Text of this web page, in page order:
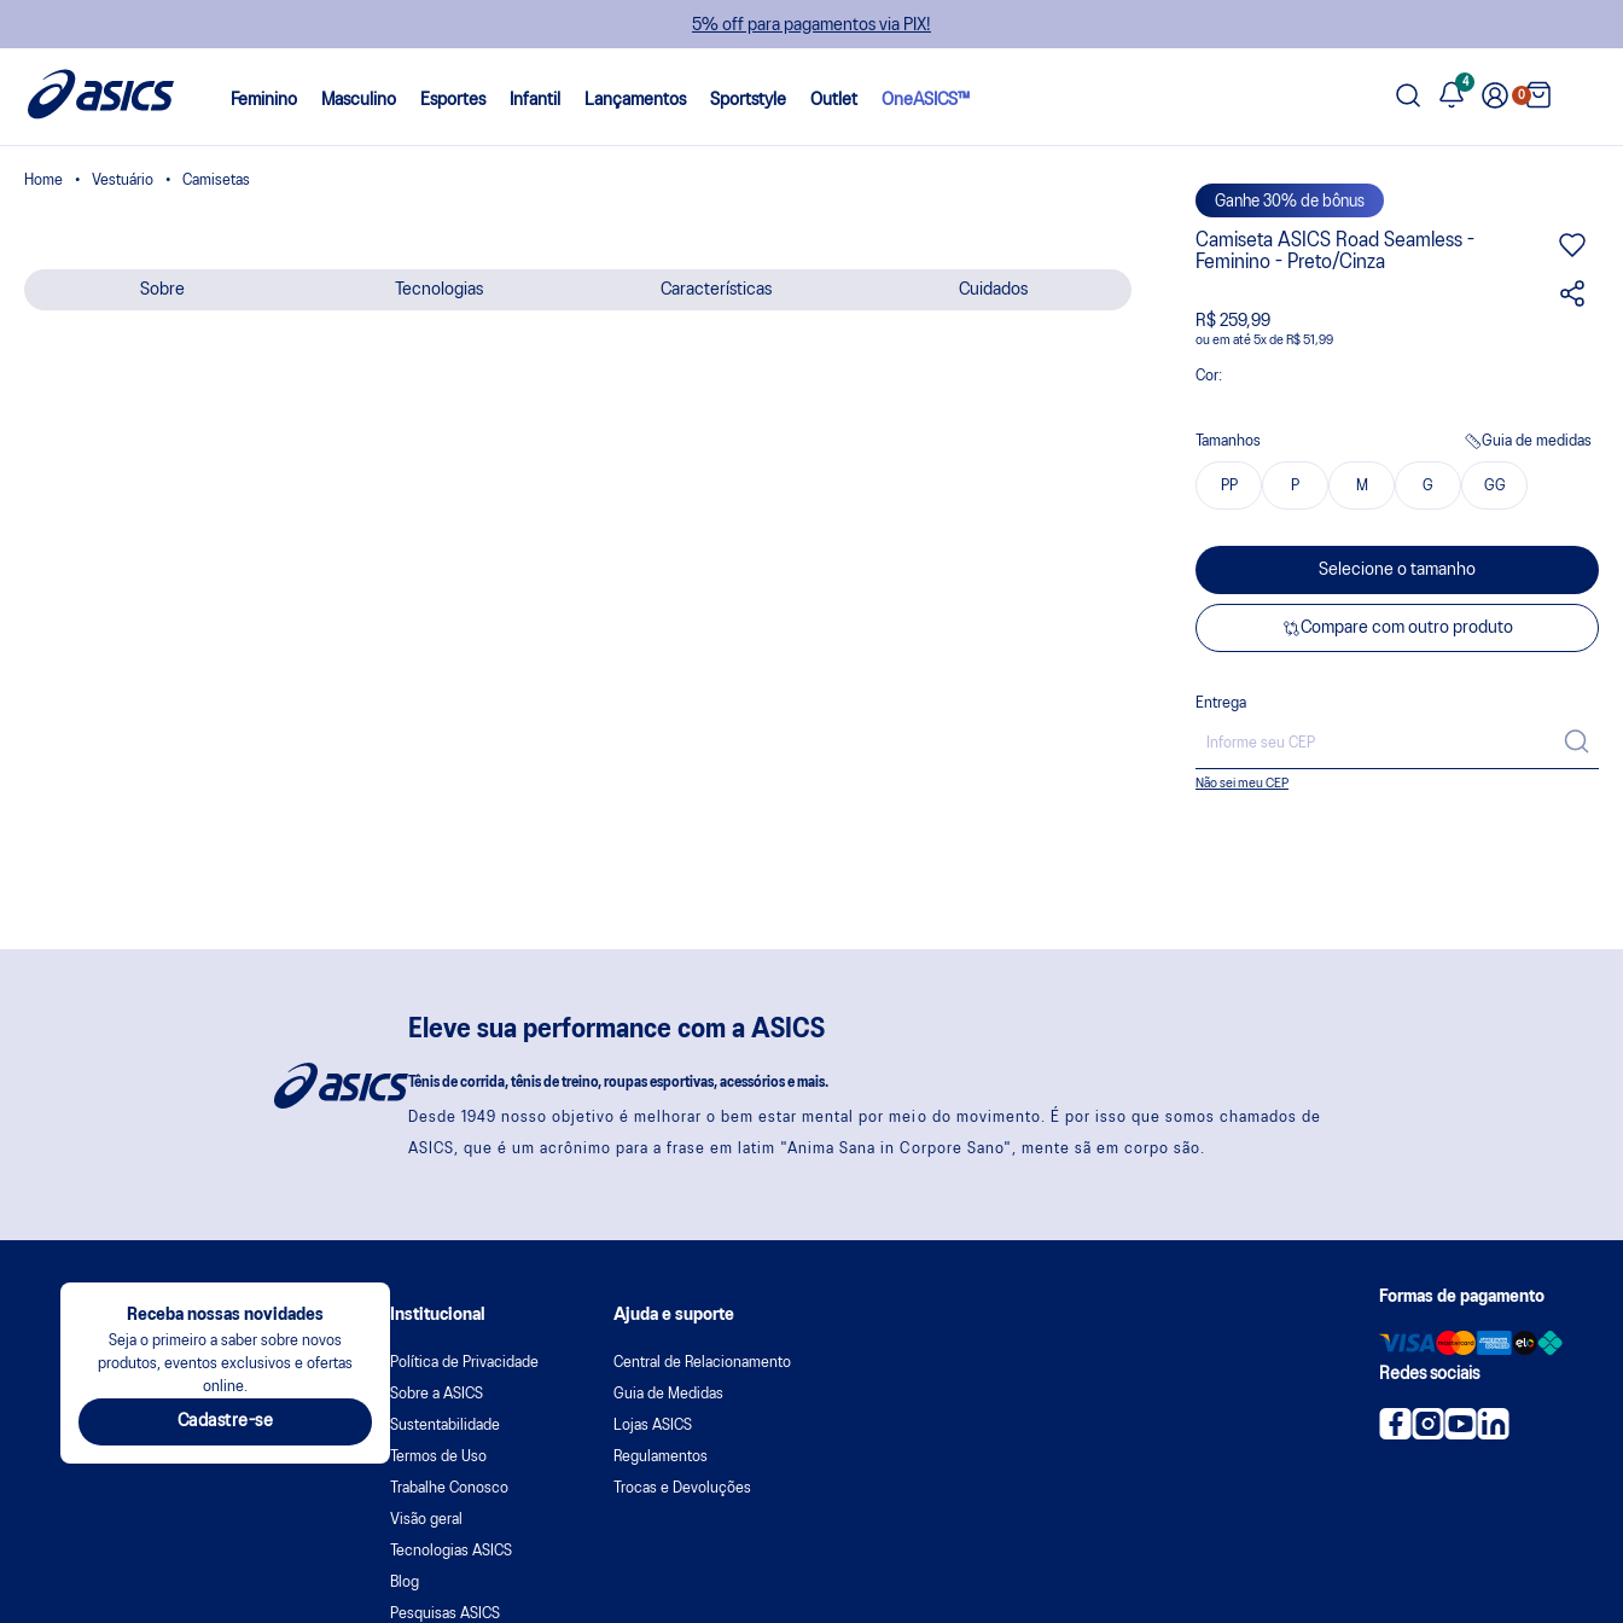
5% off para pagamentos via PIX!
Feminino Masculino Esportes Infantil Lançamentos Sportstyle Outlet OneASICS™
4
0
Vestuário Camisetas
Sobre Tecnologias Características Cuidados
Ganhe 30% de bônus
Camiseta ASICS Road Seamless -
Feminino - Preto/Cinza
R$ 259,99
ou 5x de R$ 51,99
Cor:
Tamanhos Guia de medidas
PP P M G GG
Selecione o tamanho
Compare com outro produto
Entrega
Não sei meu CEP
Eleve sua performance com a ASICS
Tênis de corrida, tênis de treino, roupas esportivas, acessórios e mais.
Desde 1949 nosso objetivo é melhorar o bem estar mental por meio do movimento. É por isso que somos chamados de
ASICS, que é um acrônimo para a frase em latim "Anima Sana in Corpore Sano", mente sã em corpo são.
Receba nossas novidades
Seja o primeiro a saber sobre novos
produtos, eventos exclusivos e ofertas
online.
Cadastre-se
Institucional
Política de Privacidade
Sobre a ASICS
Sustentabilidade
Termos de Uso
Trabalhe Conosco
Visão geral
Tecnologias ASICS
Blog
Pesquisas ASICS
Ajuda e suporte
Central de Relacionamento
Guia de Medidas
Lojas ASICS
Regulamentos
Trocas e Devoluções
Formas de pagamento
Redes sociais